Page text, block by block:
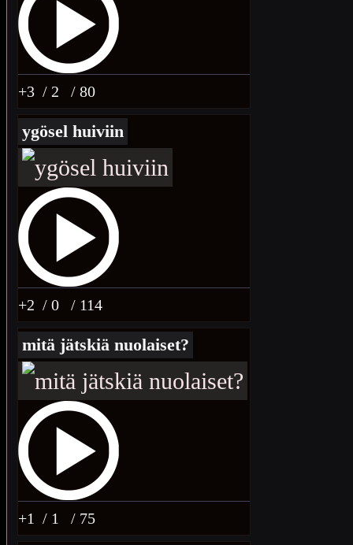
+3 / 2 / 80
ygösel huiviin
+2 / 0 / 114
mitä jätskiä nuolaiset?
+1 / 1 / 75